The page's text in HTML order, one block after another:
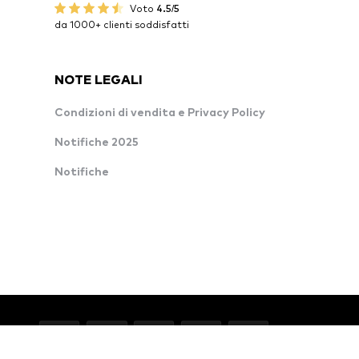
Voto 4.5/5
da 1000+ clienti soddisfatti
NOTE LEGALI
Condizioni di vendita e Privacy Policy
Notifiche 2025
Notifiche